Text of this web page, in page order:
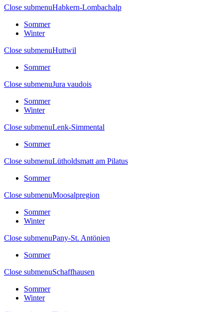
Close submenuHabkern-Lombachalp
Sommer
Winter
Close submenuHuttwil
Sommer
Close submenuJura vaudois
Sommer
Winter
Close submenuLenk-Simmental
Sommer
Close submenuLütholdsmatt am Pilatus
Sommer
Close submenuMoosalpregion
Sommer
Winter
Close submenuPany-St. Antönien
Sommer
Close submenuSchaffhausen
Sommer
Winter